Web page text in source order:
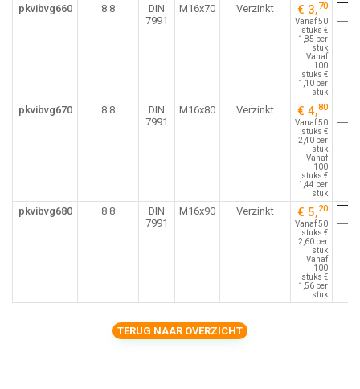
pkvibvg660 8.8
DIN
7991
M16x70 Verzinkt € 3,70
Vanaf 50
stuks €
1,85 per
stuk
Vanaf
100
stuks €
1,10 per
stuk
pkvibvg670 8.8
DIN
7991
M16x80 Verzinkt € 4,80
Vanaf 50
stuks €
2,40 per
stuk
Vanaf
100
stuks €
1,44 per
stuk
pkvibvg680 8.8
DIN
7991
M16x90 Verzinkt € 5,20
Vanaf 50
stuks €
2,60 per
stuk
Vanaf
100
stuks €
1,56 per
stuk
TERUG NAAR OVERZICHT